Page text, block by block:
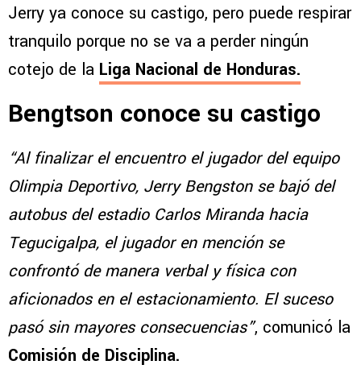
Jerry ya conoce su castigo, pero puede respirar
tranquilo porque no se va a perder ningún
cotejo de la Liga Nacional de Honduras.
Bengtson conoce su castigo
“Al finalizar el encuentro el jugador del equipo
Olimpia Deportivo, Jerry Bengston se bajó del
autobus del estadio Carlos Miranda hacia
Tegucigalpa, el jugador en mención se
confrontó de manera verbal y física con
aficionados en el estacionamiento. El suceso
pasó sin mayores consecuencias”, comunicó la
Comisión de Disciplina.